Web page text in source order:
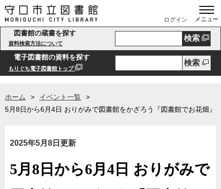
ログイン メニュー
図書館の蔵書を探す
資料検索方法について
検索
電子図書館の資料を探す
もりぐち電子図書館トップ
検索
ホーム
イベント一覧
5月8日から6月4日 おりがみで図書館をかざろう『図書館でお花畑』
2025年5月8日更新
5月8日から6月4日 おりがみで